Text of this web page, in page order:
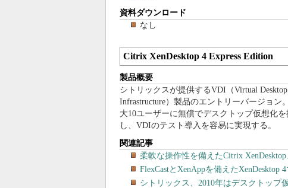
資料ダウンロード
なし
Citrix XenDesktop 4 Express Edition
製品概要
シトリックスが提供するVDI（Virtual Desktop
Infrastructure）製品のエントリーバージョン
大10ユーザーに無償でデスクトップ仮想化を
し、VDIのテスト導入を容易に実現する。
関連記事
柔軟な操作性を備えたCitrix
FlexCastとXenAppを備えた
シトリックス、2010年はデスクトップ